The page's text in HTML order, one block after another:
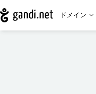
ドメイン